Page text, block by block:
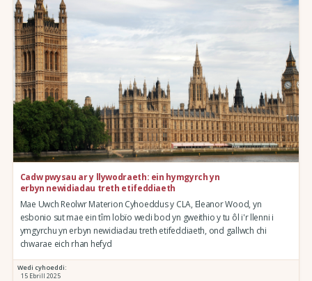
Cadw pwysau ar y llywodraeth: ein hymgyrch yn
erbyn newidiadau treth etifeddiaeth
Mae Uwch Reolwr Materion Cyhoeddus y CLA, Eleanor Wood, yn
esbonio sut mae ein tîm lobïo wedi bod yn gweithio y tu ôl i'r llenni i
ymgyrchu yn erbyn newidiadau treth etifeddiaeth, ond gallwch chi
chwarae eich rhan hefyd
Wedi cyhoeddi:
15 Ebrill 2025